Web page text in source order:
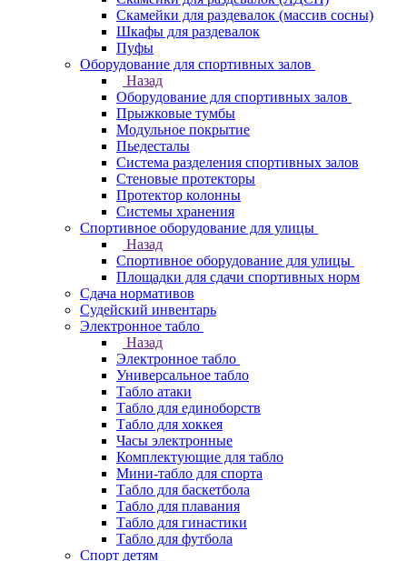
Скамейки для раздевалок (массив сосны)
Шкафы для раздевалок
Пуфы
Оборудование для спортивных залов
Назад
Оборудование для спортивных залов
Прыжковые тумбы
Модульное покрытие
Пьедесталы
Система разделения спортивных залов
Стеновые протекторы
Протектор колонны
Системы хранения
Спортивное оборудование для улицы
Назад
Спортивное оборудование для улицы
Площадки для сдачи спортивных норм
Сдача нормативов
Судейский инвентарь
Электронное табло
Назад
Электронное табло
Универсальное табло
Табло атаки
Табло для единоборств
Табло для хоккея
Часы электронные
Комплектующие для табло
Мини-табло для спорта
Табло для баскетбола
Табло для плавания
Табло для гинастики
Табло для футбола
Спорт детям